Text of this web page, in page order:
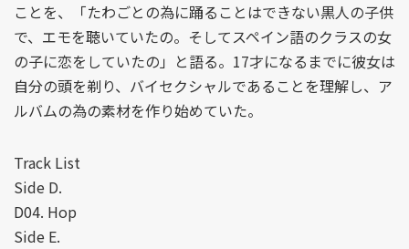
ことを、「たわごとの為に踊ることはできない黒人の子供
で、エモを聴いていたの。そしてスペイン語のクラスの女
の子に恋をしていたの」と語る。17才になるまでに彼女は
自分の頭を剃り、バイセクシャルであることを理解し、ア
ルバムの為の素材を作り始めていた。
Track List
Side D.
D04. Hop
Side E.